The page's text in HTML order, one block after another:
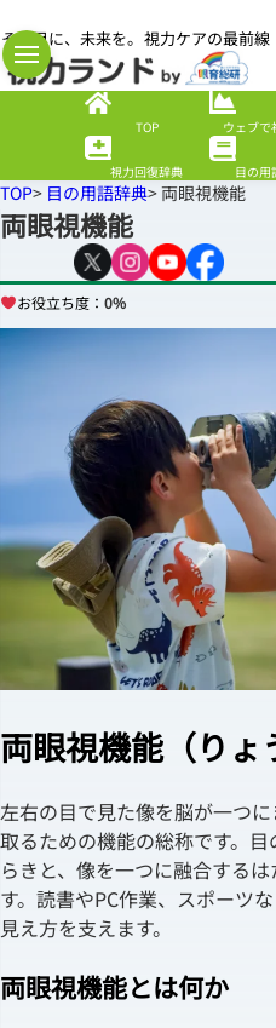
その目に、未来を。視力ケアの最前線
TOP ウェブで
視力回復辞典 目の用
TOP> 目の用語辞典> 両眼視機能
両眼視機能
お役立ち度： 0%
両眼視機能（りょ
左右の目で見た像を脳が一つ
取るための機能の総称です。
らきと、像を一つに融合する
す。読書やPC作業、スポーツ
見え方を支えます。
両眼視機能とは何か